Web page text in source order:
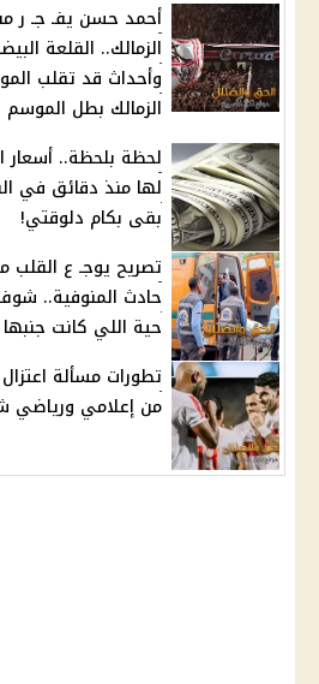
أحمد حسن يفـ جـ ر
الزمالك.. القلعة
وأحداث قد تقلب
الزمالك بطل الموسم
لحظة بلحظة.. أسعار
لها منذ دقائق في
بقى بكام دلوقتي!
تصريح يوجـ ع القلب
حادث المنوفية..
حية اللي كانت جنبها
تطورات مسألة
من إعلامي ورياضي